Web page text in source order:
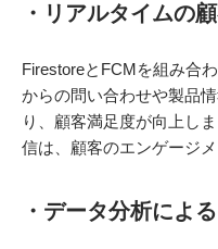
・リアルタイムの
FirestoreとFCMを組み合
からの問い合わせや製品
り、顧客満足度が向上し
信は、顧客のエンゲージ
・データ分析によ